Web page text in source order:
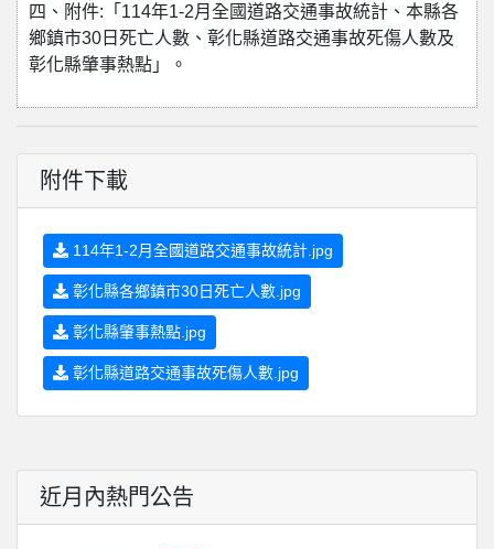
四、附件:「114年1-2月全國道路交通事故統計、本縣各
鄉鎮市30日死亡人數、彰化縣道路交通事故死傷人數及
彰化縣肇事熱點」。
附件下載
114年1-2月全國道路交通事故統計.jpg
彰化縣各鄉鎮市30日死亡人數.jpg
彰化縣肇事熱點.jpg
彰化縣道路交通事故死傷人數.jpg
近月內熱門公告